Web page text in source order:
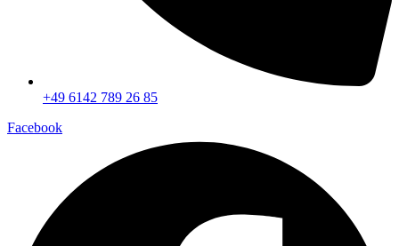
+49 6142 789 26 85
Facebook